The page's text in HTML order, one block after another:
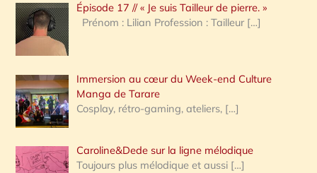
h
e
:
Épisode 17 // « Je suis Tailleur de pierre. »
Prénom : Lilian Profession : Tailleur […]
Immersion au cœur du Week-end Culture
Manga de Tarare
Cosplay, rétro-gaming, ateliers, […]
Caroline&Dede sur la ligne mélodique
Toujours plus mélodique et aussi […]